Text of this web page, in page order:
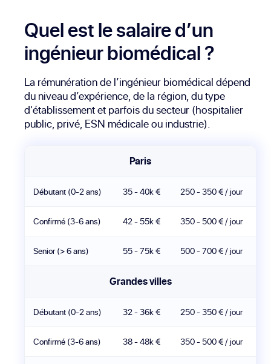
Quel est le salaire d’un
ingénieur biomédical ?
La rémunération de l’ingénieur biomédical dépend
du niveau d’expérience, de la région, du type
d'établissement et parfois du secteur (hospitalier
public, privé, ESN médicale ou industrie).
Paris
Débutant (0-2 ans) 35 - 40k € 250 - 350 € / jour
Confirmé (3-6 ans) 42 - 55k € 350 - 500 € / jour
Senior (> 6 ans) 55 - 75k € 500 - 700 € / jour
Grandes villes
Débutant (0-2 ans) 32 - 36k € 250 - 350 € / jour
Confirmé (3-6 ans) 38 - 48k € 350 - 500 € / jour